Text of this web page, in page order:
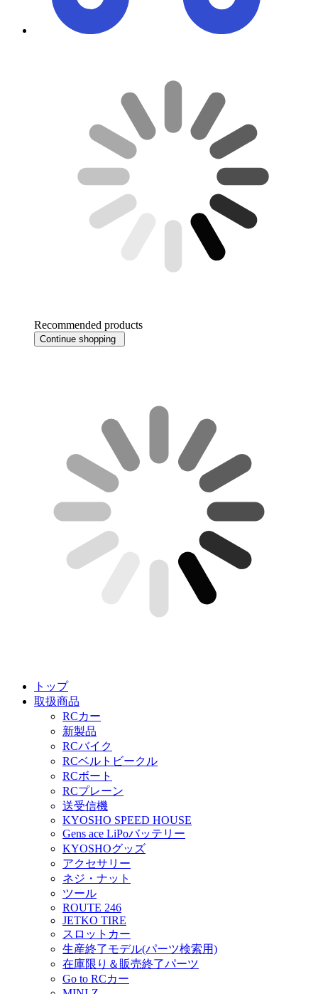
Recommended products
Continue shopping
トップ
取扱商品
RCカー
新製品
RCバイク
RCベルトビークル
RCボート
RCプレーン
送受信機
KYOSHO SPEED HOUSE
Gens ace LiPoバッテリー
KYOSHOグッズ
アクセサリー
ネジ・ナット
ツール
ROUTE 246
JETKO TIRE
スロットカー
生産終了モデル(パーツ検索用)
在庫限り＆販売終了パーツ
Go to RCカー